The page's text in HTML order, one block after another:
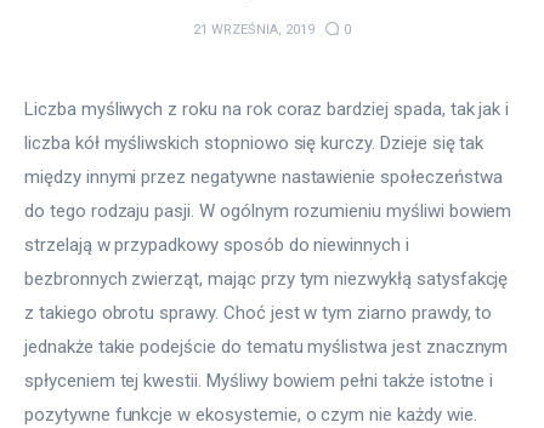
Więcej
21 WRZEŚNIA, 2019 0
Liczba myśliwych z roku na rok coraz bardziej spada, tak jak i
liczba kół myśliwskich stopniowo się kurczy. Dzieje się tak
między innymi przez negatywne nastawienie społeczeństwa
do tego rodzaju pasji. W ogólnym rozumieniu myśliwi bowiem
strzelają w przypadkowy sposób do niewinnych i
bezbronnych zwierząt, mając przy tym niezwykłą satysfakcję
z takiego obrotu sprawy. Choć jest w tym ziarno prawdy, to
jednakże takie podejście do tematu myślistwa jest znacznym
spłyceniem tej kwestii. Myśliwy bowiem pełni także istotne i
pozytywne funkcje w ekosystemie, o czym nie każdy wie.